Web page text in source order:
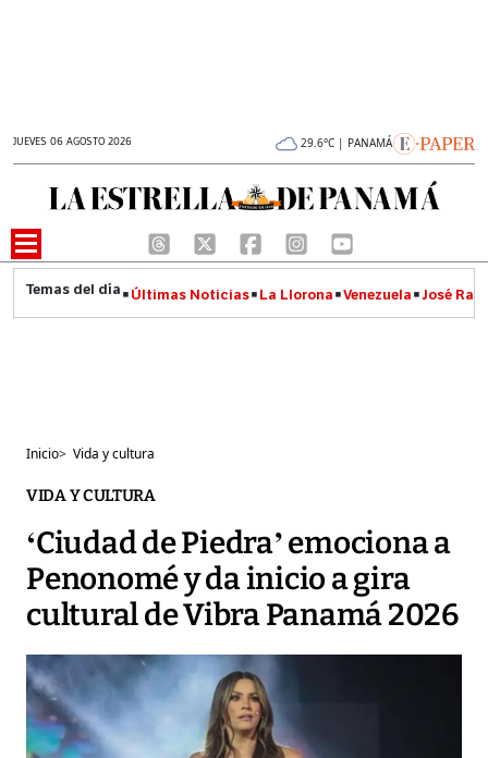
JUEVES 06 AGOSTO 2026 29.6°C | PANAMÁ
Últimas Noticias La Llorona Venezuela José
Inicio> Vida y cultura
VIDA Y CULTURA
‘Ciudad de Piedra’ emociona a
Penonomé y da inicio a gira
cultural de Vibra Panamá 2026